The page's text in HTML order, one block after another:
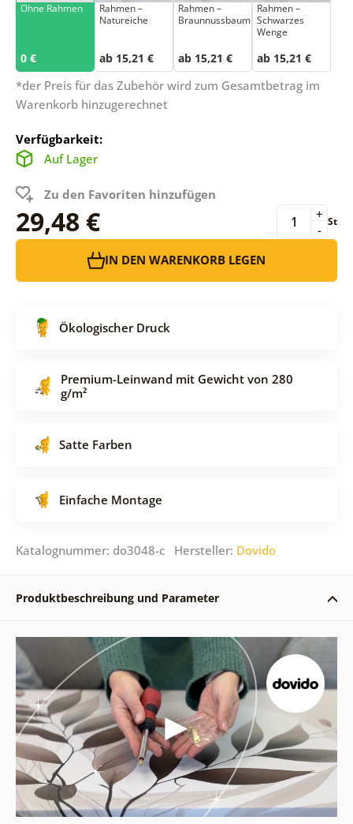
Ohne Rahmen
0 €
Rahmen –
Natureiche
ab 15,21 €
Rahmen –
Braunnussbaum
ab 15,21 €
Rahmen –
Schwarzes
Wenge
ab 15,21 €
*der Preis für das Zubehör wird zum Gesamtbetrag im
Warenkorb hinzugerechnet
Verfügbarkeit:
Auf Lager
Zu den Favoriten hinzufügen
29,48 € -
+ St
IN DEN WARENKORB LEGEN
Ökologischer Druck
Premium-Leinwand mit Gewicht von 280
g/m²
Satte Farben
Einfache Montage
Katalognummer: do3048-c Hersteller: Dovido
Produktbeschreibung und Parameter